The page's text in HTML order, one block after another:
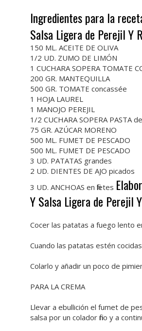
Ingredientes para la
Salsa Ligera de Perejil Y
150 ML. ACEITE DE OLIVA
1/2 UD. ZUMO DE LIMÓN
1 CUCHARA SOPERA TOMATE
200 GR. MANTEQUILLA
500 GR. TOMATE concassée
1 HOJA LAUREL
1 MANOJO PEREJIL
1/2 CUCHARA SOPERA PASTA
75 GR. AZÚCAR MORENO
500 ML. FUMET DE PESCADO
500 ML. FUMET DE PESCADO
3 UD. PATATAS grandes
2 UD. DIENTES DE AJO picados
3 UD. ANCHOAS en filetes
Y Salsa Ligera de Perejil
Cocer las patatas a fuego lento
Cuando las patatas estén
Colarlo y añadir un poco de
PARA LA CREMA
Llevar a ebullición el fumet de
salsa por un colador fino y a